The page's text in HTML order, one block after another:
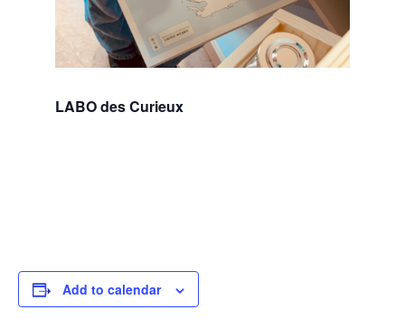
LABO des Curieux
Add to calendar